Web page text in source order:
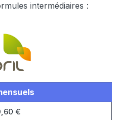
intermédiaires :
€